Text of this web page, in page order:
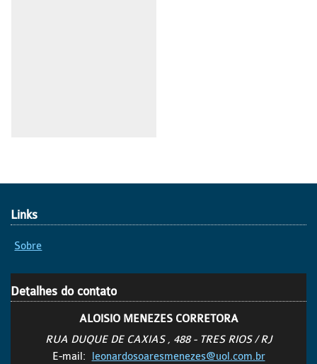
Links
Sobre
Detalhes do contato
ALOISIO MENEZES CORRETORA
RUA DUQUE DE CAXIAS , 488 - TRES RIOS / RJ
E-mail:
leonardosoaresmenezes@uol.com.br